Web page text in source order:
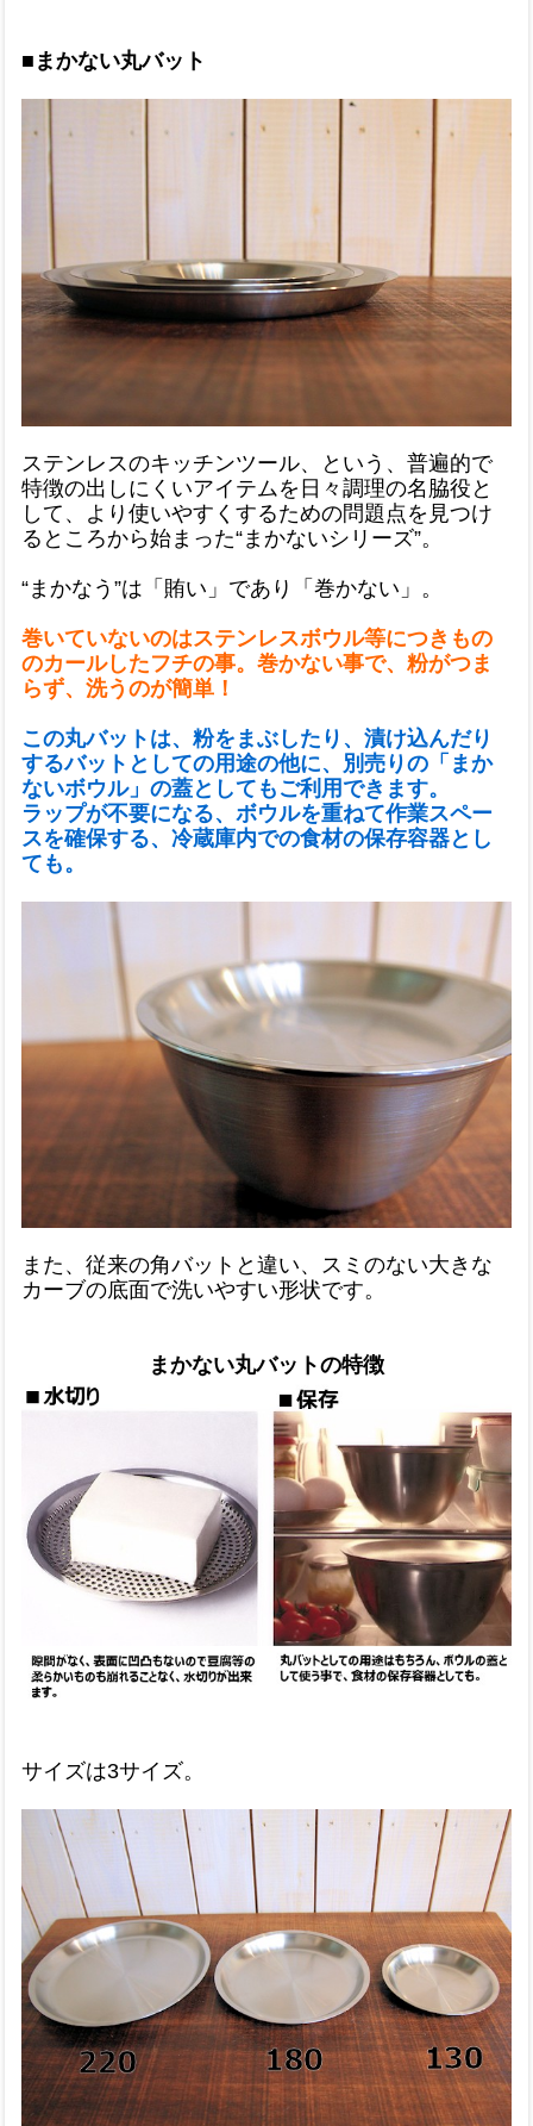
■まかない丸バット
ステンレスのキッチンツール、という、普遍的で
特徴の出しにくいアイテムを日々調理の名脇役と
して、より使いやすくするための問題点を見つけ
るところから始まった“まかないシリーズ”。
“まかなう”は「賄い」であり「巻かない」。
巻いていないのはステンレスボウル等につきもの
のカールしたフチの事。巻かない事で、粉がつま
らず、洗うのが簡単！
この丸バットは、粉をまぶしたり、漬け込んだり
するバットとしての用途の他に、別売りの「まか
ないボウル」の蓋としてもご利用できます。
ラップが不要になる、ボウルを重ねて作業スペー
スを確保する、冷蔵庫内での食材の保存容器とし
ても。
また、従来の角バットと違い、スミのない大きな
カーブの底面で洗いやすい形状です。
まかない丸バットの特徴
サイズは3サイズ。